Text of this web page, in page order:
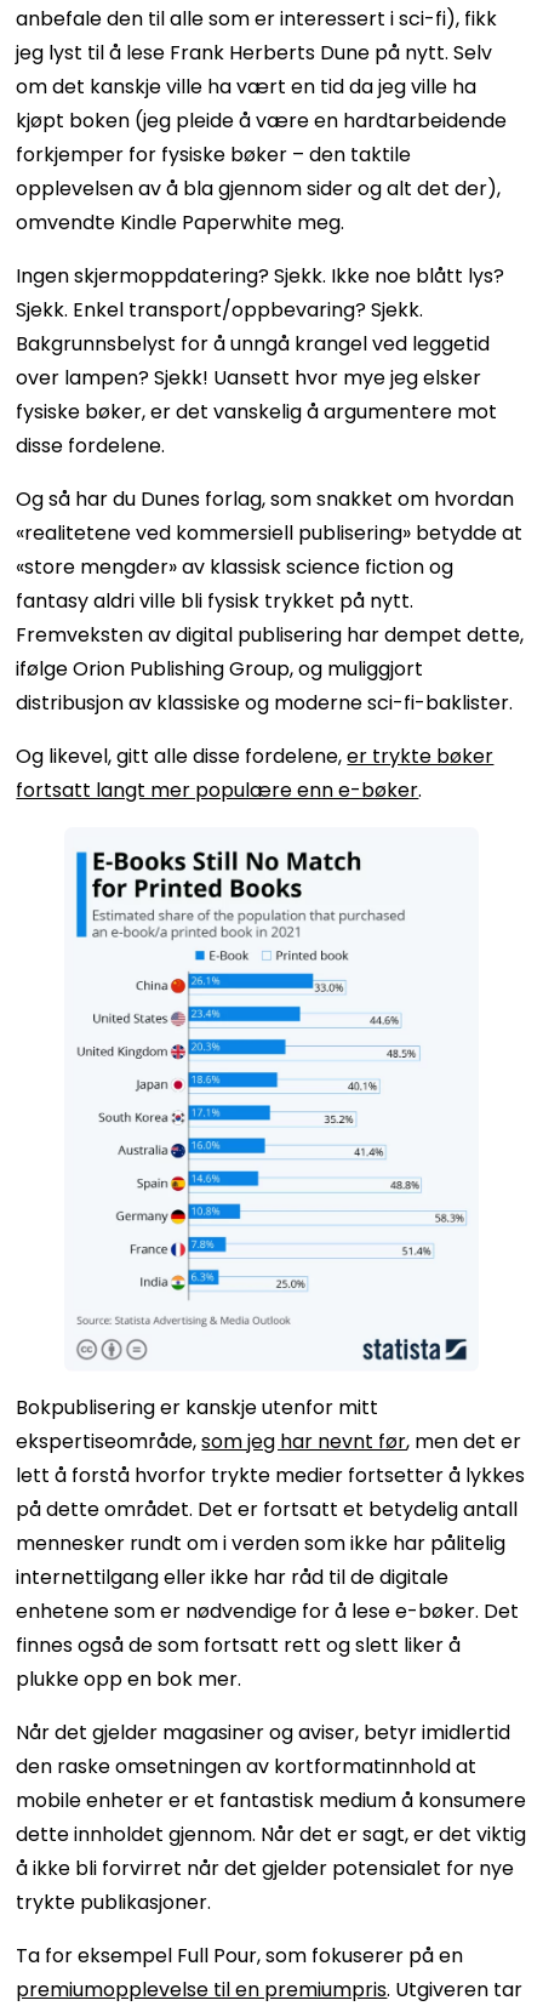
anbefale den til alle som er interessert i sci-fi), fikk
jeg lyst til å lese Frank Herberts Dune på nytt. Selv
om det kanskje ville ha vært en tid da jeg ville ha
kjøpt boken (jeg pleide å være en hardtarbeidende
forkjemper for fysiske bøker – den taktile
opplevelsen av å bla gjennom sider og alt det der),
omvendte Kindle Paperwhite meg.
Ingen skjermoppdatering? Sjekk. Ikke noe blått lys?
Sjekk. Enkel transport/oppbevaring? Sjekk.
Bakgrunnsbelyst for å unngå krangel ved leggetid
over lampen? Sjekk! Uansett hvor mye jeg elsker
fysiske bøker, er det vanskelig å argumentere mot
disse fordelene.
Og så har du Dunes forlag, som snakket om hvordan
«realitetene ved kommersiell publisering» betydde at
«store mengder» av klassisk science fiction og
fantasy aldri ville bli fysisk trykket på nytt.
Fremveksten av digital publisering har dempet dette,
ifølge Orion Publishing Group, og muliggjort
distribusjon av klassiske og moderne sci-fi-baklister.
Og likevel, gitt alle disse fordelene,er trykte bøker
fortsatt langt mer populære enn e-bøker.
Bokpublisering er kanskje utenfor mitt
ekspertiseområde,som jeg har nevnt før, men det er
lett å forstå hvorfor trykte medier fortsetter å lykkes
på dette området. Det er fortsatt et betydelig antall
mennesker rundt om i verden som ikke har pålitelig
internettilgang eller ikke har råd til de digitale
enhetene som er nødvendige for å lese e-bøker. Det
finnes også de som fortsatt rett og slett liker å
plukke opp en bok mer.
Når det gjelder magasiner og aviser, betyr imidlertid
den raske omsetningen av kortformatinnhold at
mobile enheter er et fantastisk medium å konsumere
dette innholdet gjennom. Når det er sagt, er det viktig
å ikke bli forvirret når det gjelder potensialet for nye
trykte publikasjoner.
Ta for eksempel Full Pour, som fokuserer på en
premiumopplevelse til en premiumpris. Utgiveren tar